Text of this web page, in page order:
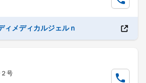
ィメディカルジェルｎ
号